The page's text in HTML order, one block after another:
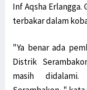
Inf Aqsha Erlangga.
terbakar dalam
"Ya benar ada
Distrik
masih